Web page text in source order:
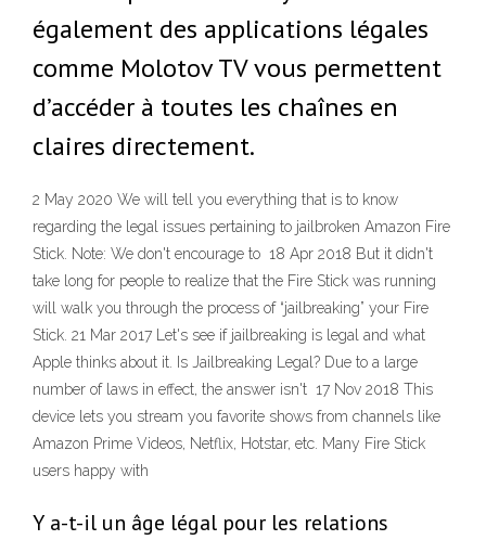
également des applications légales
comme Molotov TV vous permettent
d’accéder à toutes les chaînes en
claires directement.
2 May 2020 We will tell you everything that is to know
regarding the legal issues pertaining to jailbroken Amazon Fire
Stick. Note: We don't encourage to 18 Apr 2018 But it didn't
take long for people to realize that the Fire Stick was running
will walk you through the process of “jailbreaking” your Fire
Stick. 21 Mar 2017 Let's see if jailbreaking is legal and what
Apple thinks about it. Is Jailbreaking Legal? Due to a large
number of laws in effect, the answer isn't 17 Nov 2018 This
device lets you stream you favorite shows from channels like
Amazon Prime Videos, Netflix, Hotstar, etc. Many Fire Stick
users happy with
Y a-t-il un âge légal pour les relations